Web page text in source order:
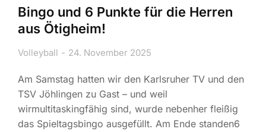
Bingo und 6 Punkte für die Herren
aus Ötigheim!
Volleyball 24. November 2025
Am Samstag hatten wir den Karlsruher TV und den
TSV Jöhlingen zu Gast – und weil
wirmultitaskingfähig sind, wurde nebenher fleißig
das Spieltagsbingo ausgefüllt. Am Ende standen6